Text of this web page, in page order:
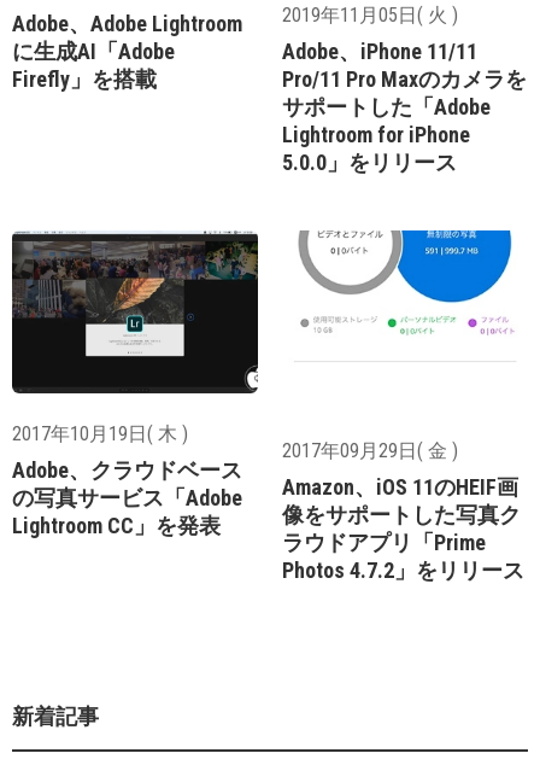
Adobe、Adobe Lightroom
に生成AI「Adobe
Firefly」を搭載
2019年11月05日( 火 )
Adobe、iPhone 11/11
Pro/11 Pro Maxのカメラを
サポートした「Adobe
Lightroom for iPhone
5.0.0」をリリース
2017年10月19日( 木 )
Adobe、クラウドベース
の写真サービス「Adobe
Lightroom CC」を発表
2017年09月29日( 金 )
Amazon、iOS 11のHEIF画
像をサポートした写真ク
ラウドアプリ「Prime
Photos 4.7.2」をリリース
新着記事